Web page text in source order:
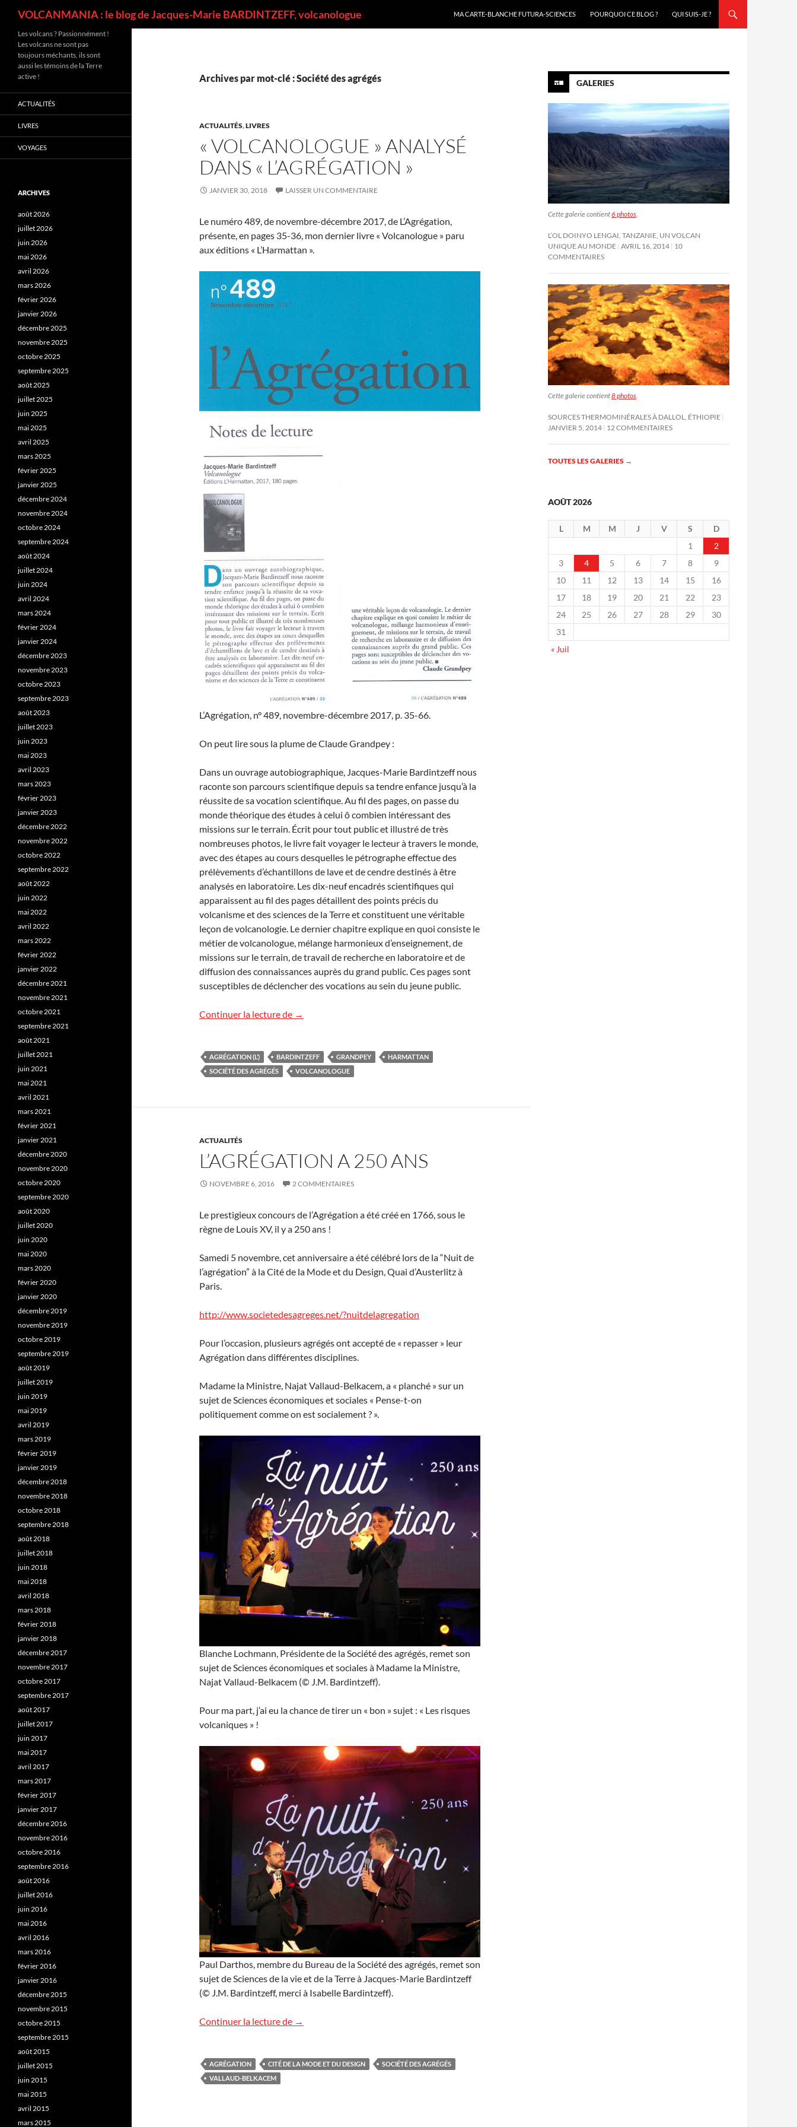
VOLCANMANIA : le blog de Jacques-Marie BARDINTZEFF, volcanologue
MA CARTE-BLANCHE FUTURA-SCIENCES
POURQUOI CE BLOG ? QUI SUIS-JE ?
Archives par mot-clé : Société des agrégés
ACTUALITÉS,LIVRES
« VOLCANOLOGUE » ANALYSÉ
DANS « L’AGRÉGATION »
JANVIER 30, 2018 LAISSER UN COMMENTAIRE
Le numéro 489, de novembre-décembre 2017, de L’Agrégation,
présente, en pages 35-36, mon dernier livre « Volcanologue » paru
aux éditions « L’Harmattan ».
L’Agrégation, n° 489, novembre-décembre 2017, p. 35-66.
On peut lire sous la plume de Claude Grandpey :
Dans un ouvrage autobiographique, Jacques-Marie Bardintzeff nous
raconte son parcours scientifique depuis sa tendre enfance jusqu’à la
réussite de sa vocation scientifique. Au fil des pages, on passe du
monde théorique des études à celui ô combien intéressant des
missions sur le terrain. Écrit pour tout public et illustré de très
nombreuses photos, le livre fait voyager le lecteur à travers le monde,
avec des étapes au cours desquelles le pétrographe effectue des
prélèvements d’échantillons de lave et de cendre destinés à être
analysés en laboratoire. Les dix-neuf encadrés scientifiques qui
apparaissent au fil des pages détaillent des points précis du
volcanisme et des sciences de la Terre et constituent une véritable
leçon de volcanologie. Le dernier chapitre explique en quoi consiste le
métier de volcanologue, mélange harmonieux d’enseignement, de
missions sur le terrain, de travail de recherche en laboratoire et de
diffusion des connaissances auprès du grand public. Ces pages sont
susceptibles de déclencher des vocations au sein du jeune public.
Continuer la lecture de « Volcanologue » analysé dans « L’Agrégation »
→
AGRÉGATION (L’) BARDINTZEFF GRANDPEY
HARMATTAN
SOCIÉTÉ DES AGRÉGÉS
VOLCANOLOGUE
ACTUALITÉS
L’AGRÉGATION A 250 ANS
NOVEMBRE 6, 2016 2 COMMENTAIRES
Le prestigieux concours de l’Agrégation a été créé en 1766, sous le
règne de Louis XV, il y a 250 ans !
Samedi 5 novembre, cet anniversaire a été célébré lors de la “Nuit de
l’agrégation” à la Cité de la Mode et du Design, Quai d’Austerlitz à
Paris.
http://www.societedesagreges.net/?nuitdelagregation
Pour l’occasion, plusieurs agrégés ont accepté de « repasser » leur
Agrégation dans différentes disciplines.
Madame la Ministre, Najat Vallaud-Belkacem, a « planché » sur un
sujet de Sciences économiques et sociales « Pense-t-on
politiquement comme on est socialement ? ».
Blanche Lochmann, Présidente de la Société des agrégés, remet son
sujet de Sciences économiques et sociales à Madame la Ministre,
Najat Vallaud-Belkacem (© J.M. Bardintzeff).
Pour ma part, j’ai eu la chance de tirer un « bon » sujet : « Les risques
volcaniques » !
Paul Darthos, membre du Bureau de la Société des agrégés, remet son
sujet de Sciences de la vie et de la Terre à Jacques-Marie Bardintzeff
(© J.M. Bardintzeff, merci à Isabelle Bardintzeff).
Continuer la lecture de L’Agrégation a 250 ans
→
AGRÉGATION CITÉ DE LA MODE ET DU DESIGN
SOCIÉTÉ DES AGRÉGÉS
VALLAUD-BELKACEM
GALERIES
Cette galerie contient6 photos.
L’OL DOINYO LENGAI, TANZANIE, UN VOLCAN
UNIQUE AU MONDE AVRIL 16, 2014 10
COMMENTAIRES
Cette galerie contient8 photos
SOURCES THERMOMINÉRALES À DALLOL, ÉTHIOPIE
JANVIER 5, 2014 12 COMMENTAIRES
TOUTES LES GALERIES →
AOÛT 2026
L M M J V S
D
1
2
3
4 5 6 7 8
9
10
11 12 13 14 15
16
17
18 19 20 21 22
23
24
25 26 27 28 29
30
31
« Juil
Les volcans ? Passionnément !
Les volcans ne sont pas
toujours méchants, ils sont
aussi les témoins de la Terre
active !
ACTUALITÉS
LIVRES
VOYAGES
ARCHIVES
août 2026
juillet 2026
juin 2026
mai 2026
avril 2026
mars 2026
février 2026
janvier 2026
décembre 2025
novembre 2025
octobre 2025
septembre 2025
août 2025
juillet 2025
juin 2025
mai 2025
avril 2025
mars 2025
février 2025
janvier 2025
décembre 2024
novembre 2024
octobre 2024
septembre 2024
août 2024
juillet 2024
juin 2024
avril 2024
mars 2024
février 2024
janvier 2024
décembre 2023
novembre 2023
octobre 2023
septembre 2023
août 2023
juillet 2023
juin 2023
mai 2023
avril 2023
mars 2023
février 2023
janvier 2023
décembre 2022
novembre 2022
octobre 2022
septembre 2022
août 2022
juin 2022
mai 2022
avril 2022
mars 2022
février 2022
janvier 2022
décembre 2021
novembre 2021
octobre 2021
septembre 2021
août 2021
juillet 2021
juin 2021
mai 2021
avril 2021
mars 2021
février 2021
janvier 2021
décembre 2020
novembre 2020
octobre 2020
septembre 2020
août 2020
juillet 2020
juin 2020
mai 2020
mars 2020
février 2020
janvier 2020
décembre 2019
novembre 2019
octobre 2019
septembre 2019
août 2019
juillet 2019
juin 2019
mai 2019
avril 2019
mars 2019
février 2019
janvier 2019
décembre 2018
novembre 2018
octobre 2018
septembre 2018
août 2018
juillet 2018
juin 2018
mai 2018
avril 2018
mars 2018
février 2018
janvier 2018
décembre 2017
novembre 2017
octobre 2017
septembre 2017
août 2017
juillet 2017
juin 2017
mai 2017
avril 2017
mars 2017
février 2017
janvier 2017
décembre 2016
novembre 2016
octobre 2016
septembre 2016
août 2016
juillet 2016
juin 2016
mai 2016
avril 2016
mars 2016
février 2016
janvier 2016
décembre 2015
novembre 2015
octobre 2015
septembre 2015
août 2015
juillet 2015
juin 2015
mai 2015
avril 2015
mars 2015